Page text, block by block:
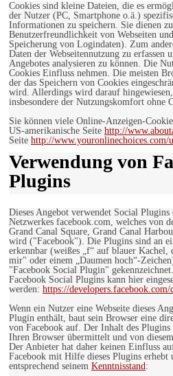
Cookies sind kleine Dateien, die es
der Nutzer (PC, Smartphone o.ä.)
Informationen zu speichern. Sie dienen
Benutzerfreundlichkeit von Webseiten
Speicherung von Logindaten). Zum
Daten der Webseitennutzung zu erfassen
Angebotes analysieren zu können. Die
Cookies Einfluss nehmen. Die meisten
der das Speichern von Cookies
wird. Allerdings wird darauf
insbesondere der Nutzungskomfort ohne
Sie können viele Online-Anzeigen-
US-amerikanische Seite http://
Seite http://www.youronlinechoices.com/
Verwendung von
Plugins
Dieses Angebot verwendet Social
Netzwerkes facebook.com, welches von
Grand Canal Square, Grand Canal
wird ("Facebook"). Die Plugins sind an
erkennbar (weißes „f“ auf blauer
mir" oder einem „Daumen hoch“-
"Facebook Social Plugin"
Facebook Social Plugins kann hier
werden: https://developers.facebook.com/
Wenn ein Nutzer eine Webseite dieses
Plugin enthält, baut sein Browser eine
von Facebook auf. Der Inhalt des
Ihren Browser übermittelt und von
Der Anbieter hat daher keinen Einfluss
Facebook mit Hilfe dieses Plugins
entsprechend seinem Kenntnisstand: